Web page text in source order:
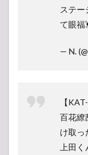
ステ
て眼福
— N.
【
百花繚
け取っ
上田